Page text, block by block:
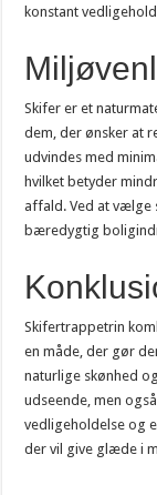
konstant
Skifer er et
dem, der ønsker at
udvindes med
hvilket betyder
affald. Ved at vælge
bæredygtig
Skifertrappetrin
en måde, der gør
naturlige skønhed
udseende, men
vedligeholdelse og
der vil give glæde i